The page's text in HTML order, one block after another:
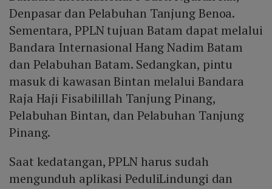
Denpasar dan Pelabuhan Tanjung Benoa.
Sementara, PPLN tujuan Batam dapat melalui
Bandara Internasional Hang Nadim Batam
dan Pelabuhan Batam. Sedangkan, pintu
masuk di kawasan Bintan melalui Bandara
Raja Haji Fisabilillah Tanjung Pinang,
Pelabuhan Bintan, dan Pelabuhan Tanjung
Pinang.
Saat kedatangan, PPLN harus sudah
mengunduh aplikasi PeduliLindungi dan